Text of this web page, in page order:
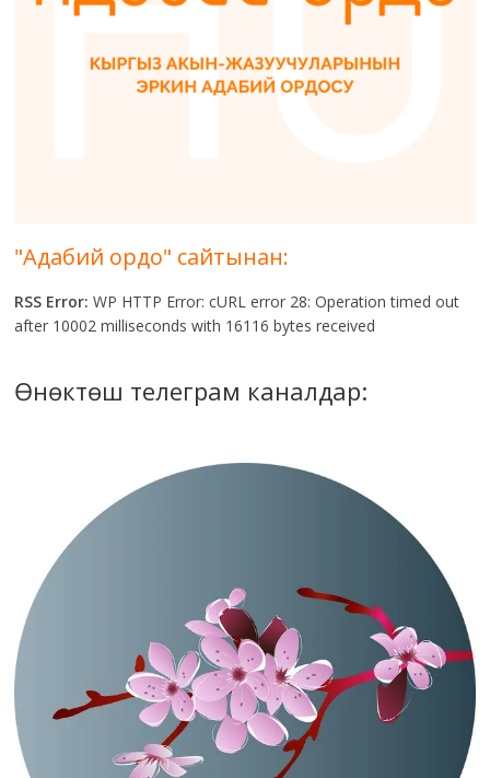
"Адабий ордо" сайтынан:
RSS Error: WP HTTP Error: cURL error 28: Operation timed out
after 10002 milliseconds with 16116 bytes received
Өнөктөш телеграм каналдар: